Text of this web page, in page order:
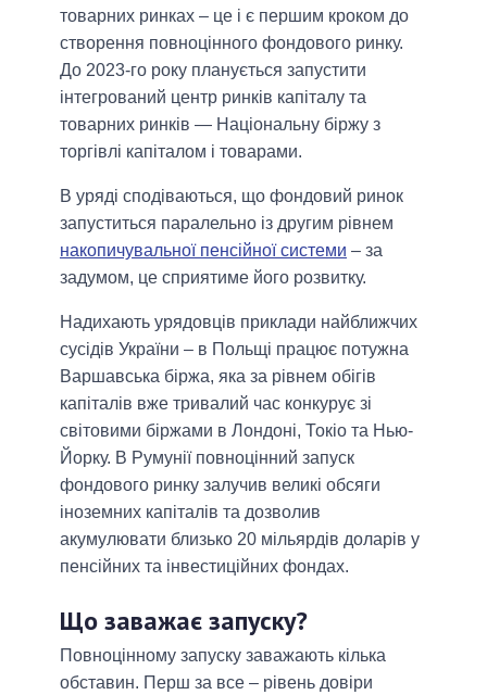
товарних ринках – це і є першим кроком до
створення повноцінного фондового ринку.
До 2023-го року планується запустити
інтегрований центр ринків капіталу та
товарних ринків — Національну біржу з
торгівлі капіталом і товарами.
В уряді сподіваються, що фондовий ринок
запуститься паралельно із другим рівнем
накопичувальної пенсійної системи – за
задумом, це сприятиме його розвитку.
Надихають урядовців приклади найближчих
сусідів України – в Польщі працює потужна
Варшавська біржа, яка за рівнем обігів
капіталів вже тривалий час конкурує зі
світовими біржами в Лондоні, Токіо та Нью-
Йорку. В Румунії повноцінний запуск
фондового ринку залучив великі обсяги
іноземних капіталів та дозволив
акумулювати близько 20 мільярдів доларів у
пенсійних та інвестиційних фондах.
Що заважає запуску?
Повноцінному запуску заважають кілька
обставин. Перш за все – рівень довіри